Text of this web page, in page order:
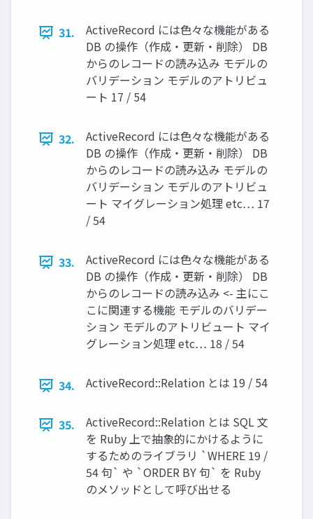
31.
ActiveRecord には色々な機能がある
DB の操作（作成・更新・削除） DB
からのレコードの読み込み モデルの
バリデーション モデルのアトリビュ
ート 17 / 54
32.
ActiveRecord には色々な機能がある
DB の操作（作成・更新・削除） DB
からのレコードの読み込み モデルの
バリデーション モデルのアトリビュ
ート マイグレーション処理 etc… 17
/ 54
33.
ActiveRecord には色々な機能がある
DB の操作（作成・更新・削除） DB
からのレコードの読み込み <- 主にこ
こに関連する機能 モデルのバリデー
ション モデルのアトリビュート マイ
グレーション処理 etc… 18 / 54
34. ActiveRecord::Relation とは 19 / 54
35.
ActiveRecord::Relation とは SQL 文
を Ruby 上で抽象的にかけるように
するためのライブラリ `WHERE 19 /
54 句` や `ORDER BY 句` を Ruby
のメソッドとして呼び出せる